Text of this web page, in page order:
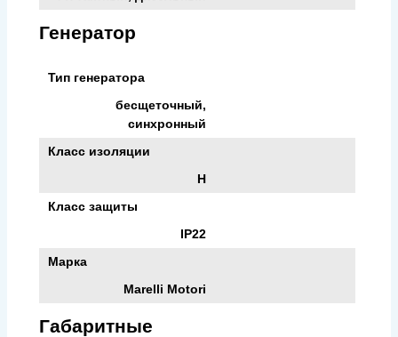
Генератор
Тип генератора
бесщеточный,
синхронный
Класс изоляции
H
Класс защиты
IP22
Марка
Marelli Motori
Габаритные